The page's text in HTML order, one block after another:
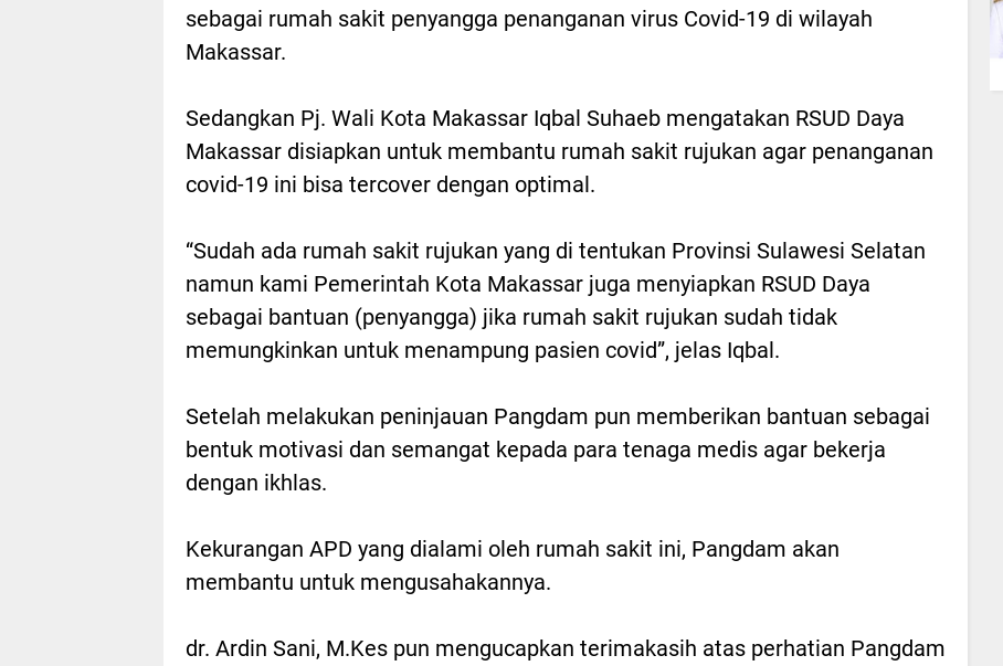
sebagai rumah sakit penyangga penanganan virus Covid-19 di wilayah
Makassar.
Sedangkan Pj. Wali Kota Makassar Iqbal Suhaeb mengatakan RSUD Daya
Makassar disiapkan untuk membantu rumah sakit rujukan agar penanganan
covid-19 ini bisa tercover dengan optimal.
“Sudah ada rumah sakit rujukan yang di tentukan Provinsi Sulawesi Selatan
namun kami Pemerintah Kota Makassar juga menyiapkan RSUD Daya
sebagai bantuan (penyangga) jika rumah sakit rujukan sudah tidak
memungkinkan untuk menampung pasien covid”, jelas Iqbal.
Setelah melakukan peninjauan Pangdam pun memberikan bantuan sebagai
bentuk motivasi dan semangat kepada para tenaga medis agar bekerja
dengan ikhlas.
Kekurangan APD yang dialami oleh rumah sakit ini, Pangdam akan
membantu untuk mengusahakannya.
dr. Ardin Sani, M.Kes pun mengucapkan terimakasih atas perhatian Pangdam